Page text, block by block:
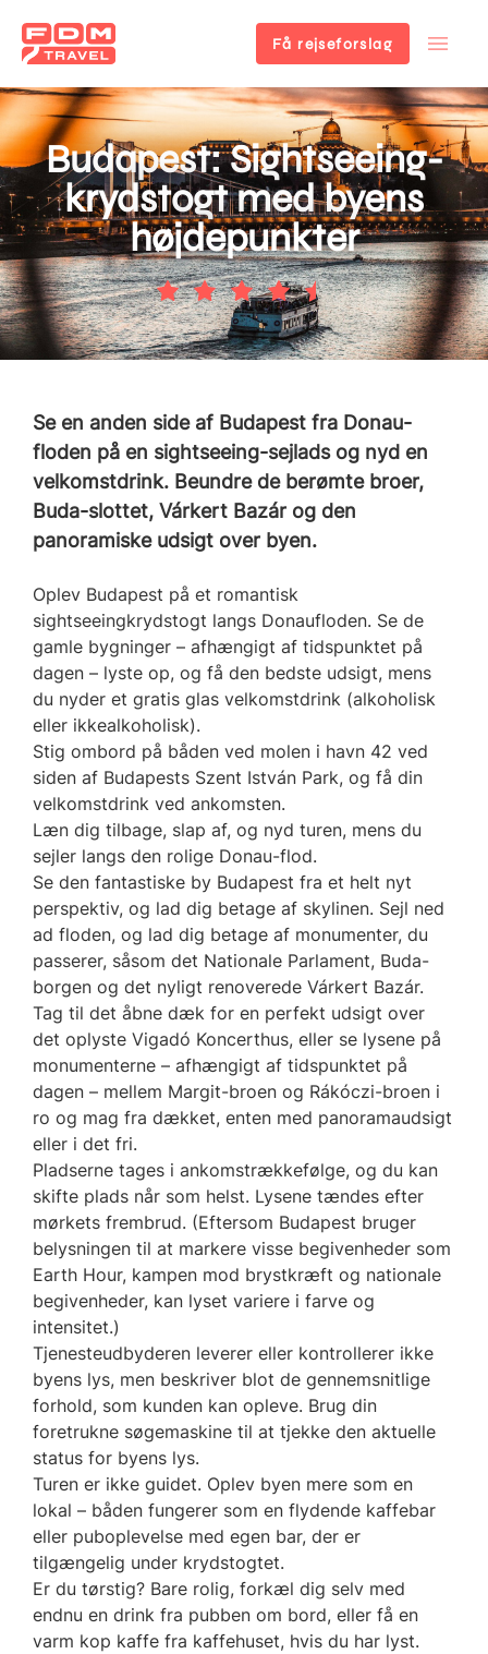
Gå
til
hovedindhold
Få rejseforslag
Budapest: Sightseeing-
krydstogt med byens
højdepunkter
Se en anden side af Budapest fra Donau-
floden på en sightseeing-sejlads og nyd en
velkomstdrink. Beundre de berømte broer,
Buda-slottet, Várkert Bazár og den
panoramiske udsigt over byen.
Oplev Budapest på et romantisk
sightseeingkrydstogt langs Donaufloden. Se de
gamle bygninger – afhængigt af tidspunktet på
dagen – lyste op, og få den bedste udsigt, mens
du nyder et gratis glas velkomstdrink (alkoholisk
eller ikkealkoholisk).
Stig ombord på båden ved molen i havn 42 ved
siden af Budapests Szent István Park, og få din
velkomstdrink ved ankomsten.
Læn dig tilbage, slap af, og nyd turen, mens du
sejler langs den rolige Donau-flod.
Se den fantastiske by Budapest fra et helt nyt
perspektiv, og lad dig betage af skylinen. Sejl ned
ad floden, og lad dig betage af monumenter, du
passerer, såsom det Nationale Parlament, Buda-
borgen og det nyligt renoverede Várkert Bazár.
Tag til det åbne dæk for en perfekt udsigt over
det oplyste Vigadó Koncerthus, eller se lysene på
monumenterne – afhængigt af tidspunktet på
dagen – mellem Margit-broen og Rákóczi-broen i
ro og mag fra dækket, enten med panoramaudsigt
eller i det fri.
Pladserne tages i ankomstrækkefølge, og du kan
skifte plads når som helst. Lysene tændes efter
mørkets frembrud. (Eftersom Budapest bruger
belysningen til at markere visse begivenheder som
Earth Hour, kampen mod brystkræft og nationale
begivenheder, kan lyset variere i farve og
intensitet.)
Tjenesteudbyderen leverer eller kontrollerer ikke
byens lys, men beskriver blot de gennemsnitlige
forhold, som kunden kan opleve. Brug din
foretrukne søgemaskine til at tjekke den aktuelle
status for byens lys.
Turen er ikke guidet. Oplev byen mere som en
lokal – båden fungerer som en flydende kaffebar
eller puboplevelse med egen bar, der er
tilgængelig under krydstogtet.
Er du tørstig? Bare rolig, forkæl dig selv med
endnu en drink fra pubben om bord, eller få en
varm kop kaffe fra kaffehuset, hvis du har lyst.